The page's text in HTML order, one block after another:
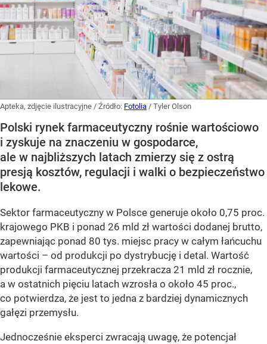
Apteka, zdjęcie ilustracyjne / Źródło: Fotolia / Tyler Olson
Polski rynek farmaceutyczny rośnie wartościowo
i zyskuje na znaczeniu w gospodarce,
ale w najbliższych latach zmierzy się z ostrą
presją kosztów, regulacji i walki o bezpieczeństwo
lekowe.
Sektor farmaceutyczny w Polsce generuje około 0,75 proc.
krajowego PKB i ponad 26 mld zł wartości dodanej brutto,
zapewniając ponad 80 tys. miejsc pracy w całym łańcuchu
wartości – od produkcji po dystrybucję i detal. Wartość
produkcji farmaceutycznej przekracza 21 mld zł rocznie,
a w ostatnich pięciu latach wzrosła o około 45 proc.,
co potwierdza, że jest to jedna z bardziej dynamicznych
gałęzi przemysłu.
Jednocześnie eksperci zwracają uwagę, że potencjał